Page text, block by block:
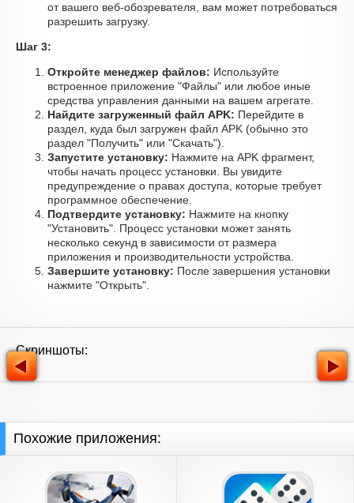
от вашего веб-обозревателя, вам может потребоваться
разрешить загрузку.
Шаг 3:
Откройте менеджер файлов: Используйте
встроенное приложение "Файлы" или любое иные
средства управления данными на вашем агрегате.
Найдите загруженный файл APK: Перейдите в
раздел, куда был загружен файл APK (обычно это
раздел "Получить" или "Скачать").
Запустите установку: Нажмите на APK фрагмент,
чтобы начать процесс установки. Вы увидите
предупреждение о правах доступа, которые требует
программное обеспечение.
Подтвердите установку: Нажмите на кнопку
"Установить". Процесс установки может занять
несколько секунд в зависимости от размера
приложения и производительности устройства.
Завершите установку: После завершения установки
нажмите "Открыть".
Скриншоты:
Похожие приложения: